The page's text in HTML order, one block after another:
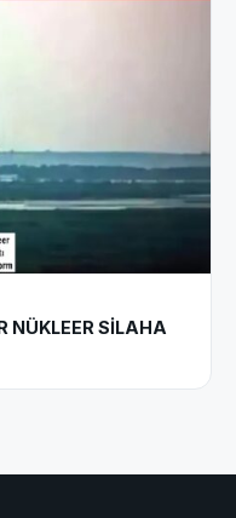
NÜKLEER SİLAHA